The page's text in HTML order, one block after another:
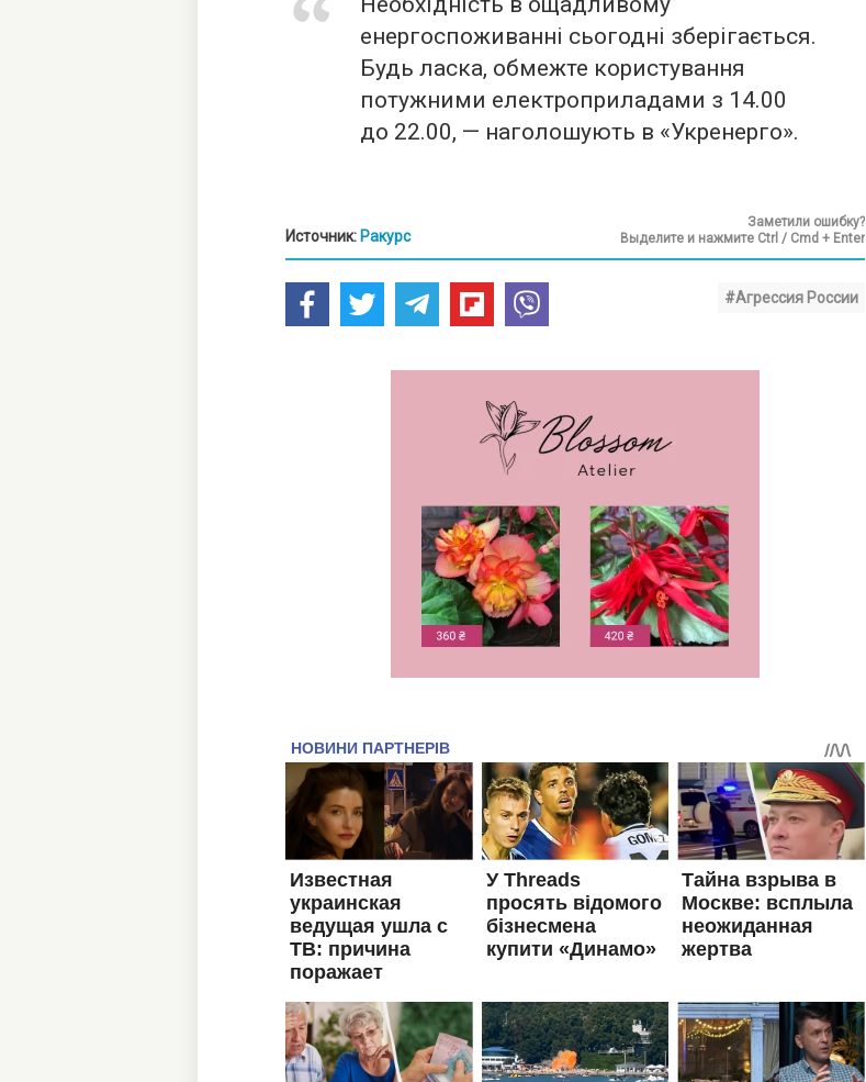
енергоспоживанні сьогодні зберігається.
Будь ласка, обмежте користування
потужними електроприладами з 14.00
до 22.00, — наголошують в «Укренерго».
Источник: Ракурс
Заметили ошибку?
Выделите и нажмите Ctrl / Cmd + Enter
#Агрессия России